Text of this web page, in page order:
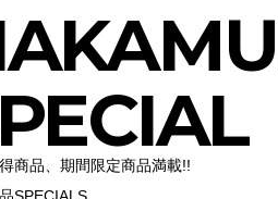
商品、期間限定商品満載!!